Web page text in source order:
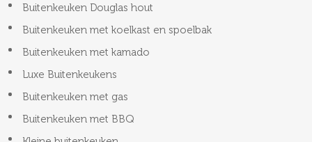
Buitenkeuken Douglas hout
Buitenkeuken met koelkast en spoelbak
Buitenkeuken met kamado
Luxe Buitenkeukens
Buitenkeuken met gas
Buitenkeuken met BBQ